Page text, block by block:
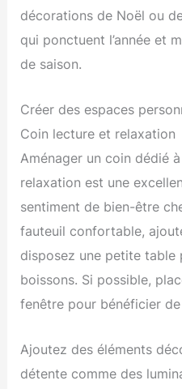
décorations de Noël ou
qui ponctuent l’année et
de saison.
Créer des espaces
Coin lecture et relaxation
Aménager un coin dédié
relaxation est une
sentiment de bien-être
fauteuil confortable,
disposez une petite table
boissons. Si possible,
fenêtre pour bénéficier
Ajoutez des éléments
détente comme des